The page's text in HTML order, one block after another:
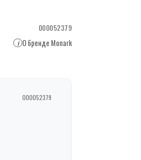
000052379
i О бренде Monark
000052379